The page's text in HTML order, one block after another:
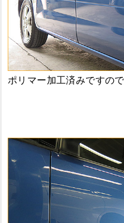
ポリマー加工済みですの